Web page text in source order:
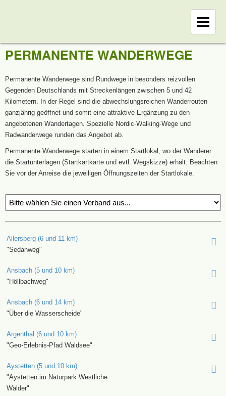
PERMANENTE WANDERWEGE
Permanente Wanderwege sind Rundwege in besonders reizvollen
Gegenden Deutschlands mit Streckenlängen zwischen 5 und 42
Kilometern. In der Regel sind die abwechslungsreichen Wanderrouten
ganzjährig geöffnet und somit eine attraktive Ergänzung zu den
angebotenen Wandertagen. Spezielle Nordic-Walking-Wege und
Radwanderwege runden das Angebot ab.
Permanente Wanderwege starten in einem Startlokal, wo der Wanderer
die Startunterlagen (Startkartkarte und evtl. Wegskizze) erhält. Beachten
Sie vor der Anreise die jeweiligen Öffnungszeiten der Startlokale.
Allersberg (6 und 11 km)
"Sedanweg"
Ansbach (5 und 10 km)
"Höllbachweg"
Ansbach (6 und 14 km)
"Über die Wasserscheide"
Argenthal (6 und 10 km)
"Geo-Erlebnis-Pfad Waldsee"
Aystetten (5 und 10 km)
"Aystetten im Naturpark Westliche
Wälder"